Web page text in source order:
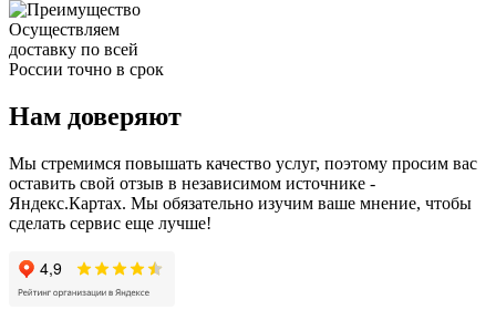
Осуществляем
доставку по всей
России точно в срок
Нам доверяют
Мы стремимся повышать качество услуг, поэтому просим вас
оставить свой отзыв в независимом источнике -
Яндекс.Картах. Мы обязательно изучим ваше мнение, чтобы
сделать сервис еще лучше!